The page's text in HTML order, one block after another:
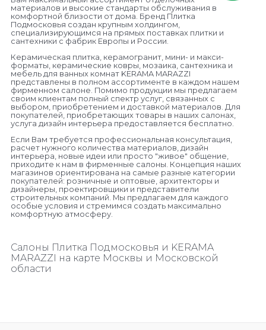
материалов и высокие стандарты обслуживания в
комфортной близости от дома. Бренд Плитка
Подмосковья создан крупным холдингом,
специализирующимся на прямых поставках плитки и
сантехники с фабрик Европы и России.
Керамическая плитка, керамогранит, мини- и макси-
форматы, керамические ковры, мозаика, сантехника и
мебель для ванных комнат KERAMA MARAZZI
представлены в полном ассортименте в каждом нашем
фирменном салоне. Помимо продукции мы предлагаем
своим клиентам полный спектр услуг, связанных с
выбором, приобретением и доставкой материалов. Для
покупателей, приобретающих товары в наших салонах,
услуга дизайн интерьера предоставляется бесплатно.
Если Вам требуется профессиональная консультация,
расчет нужного количества материалов, дизайн
интерьера, новые идеи или просто "живое" общение,
приходите к нам в фирменные салоны. Концепция наших
магазинов ориентирована на самые разные категории
покупателей: розничные и оптовые, архитекторы и
дизайнеры, проектировщики и представители
строительных компаний. Мы предлагаем для каждого
особые условия и стремимся создать максимально
комфортную атмосферу.
Салоны Плитка Подмосковья и KERAMA
MARAZZI на карте Москвы и Московской
области